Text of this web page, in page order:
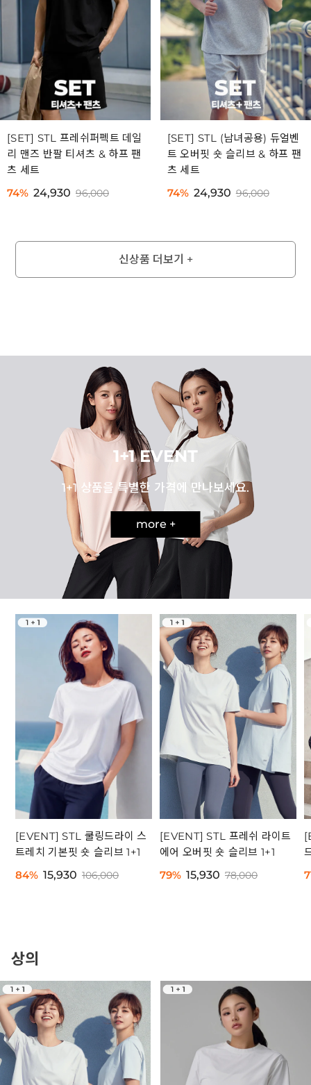
[SET] STL 프레쉬퍼펙트 데일
리 맨즈 반팔 티셔츠 & 하프 팬
츠 세트
74% 24,930 96,000
[SET] STL (남녀공용) 듀얼벤
트 오버핏 숏 슬리브 & 하프 팬
츠 세트
74% 24,930 96,000
신상품 더보기 +
1+1 EVENT
1+1 상품을 특별한 가격에 만나보세요.
more +
[EVENT] STL 쿨링드라이 스
트레치 기본핏 숏 슬리브 1+1
84% 15,930 106,000
[EVENT] STL 프레쉬 라이트
에어 오버핏 숏 슬리브 1+1
79% 15,930 78,000
상의